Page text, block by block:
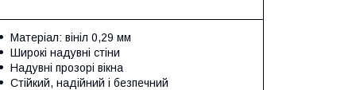
Матеріал: вініл 0,29 мм
Широкі надувні стіни
Надувні прозорі вікна
Стійкий, надійний і безпечний